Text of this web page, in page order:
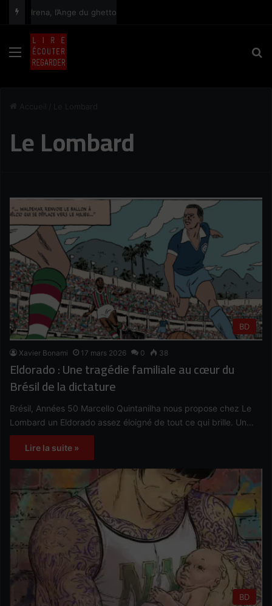
principal Irena, l’Ange du ghetto
Menu
Le Lombard
BD
Xavier Bonami 17 mars 2026 0 38
Eldorado : Une tragédie familiale au cœur du
Brésil de la dictature
Brésil, Années 50 Marcello Quintanilha nous propose chez Le
Lombard un Eldorado assez éloigné de tout ce qui brille. Un…
Lire la suite »
BD